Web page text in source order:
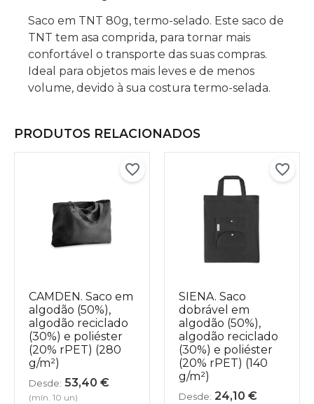
Saco em TNT 80g, termo-selado. Este saco de
TNT tem asa comprida, para tornar mais
confortável o transporte das suas compras.
Ideal para objetos mais leves e de menos
volume, devido à sua costura termo-selada.
PRODUTOS RELACIONADOS
CAMDEN. Saco em
algodão (50%),
algodão reciclado
(30%) e poliéster
(20% rPET) (280
g/m²)
Desde: 53,40 €
(mín. 10 un)
SIENA. Saco
dobrável em
algodão (50%),
algodão reciclado
(30%) e poliéster
(20% rPET) (140
g/m²)
Desde: 24,10 €